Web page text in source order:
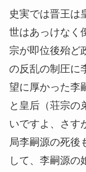
史実では晋王は
世はあっけなく
宗が即位後殆ど
の反乱の制圧に
望に厚かった李
と皇后（荘宗の
いですよ、さす
局李嗣源の死後
して、李嗣源の